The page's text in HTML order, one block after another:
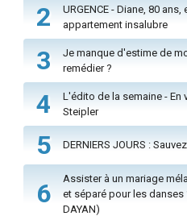
2
URGENCE - Diane, 80
appartement insalubre
3
Je manque d'estime de
remédier ?
4
L'édito de la semaine - En
Steipler
5 DERNIERS JOURS :
6
Assister à un mariage
et séparé pour les danses
DAYAN)